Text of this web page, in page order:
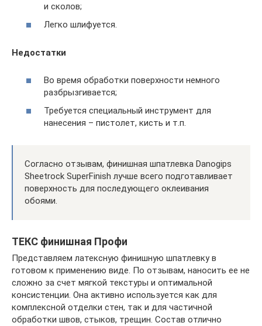
и сколов;
Легко шлифуется.
Недостатки
Во время обработки поверхности немного
разбрызгивается;
Требуется специальный инструмент для
нанесения – пистолет, кисть и т.п.
Согласно отзывам, финишная шпатлевка Danogips
Sheetrock SuperFinish лучше всего подготавливает
поверхность для последующего оклеивания
обоями.
ТЕКС финишная Профи
Представляем латексную финишную шпатлевку в
готовом к применению виде. По отзывам, наносить ее не
сложно за счет мягкой текстуры и оптимальной
консистенции. Она активно используется как для
комплексной отделки стен, так и для частичной
обработки швов, стыков, трещин. Состав отлично